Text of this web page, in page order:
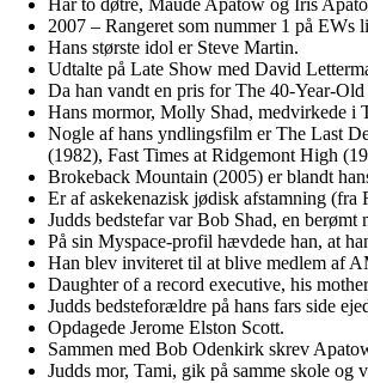
Har to døtre, Maude Apatow og Iris
2007 – Rangeret som nummer 1 på EWs
Hans største idol er Steve Martin.
Udtalte på Late Show med David
Da han vandt en pris for The 40-Year-
Hans mormor, Molly Shad, medvirkede i
Nogle af hans yndlingsfilm er The Last
(1982), Fast Times at Ridgemont High
Brokeback Mountain (2005) er blandt
Er af askekenazisk jødisk afstamning
Judds bedstefar var Bob Shad, en
På sin Myspace-profil hævdede han, at
Han blev inviteret til at blive medlem af
Daughter of a record executive, his
Judds bedsteforældre på hans fars side
Opdagede Jerome Elston Scott.
Sammen med Bob Odenkirk skrev
Judds mor, Tami, gik på samme skole og